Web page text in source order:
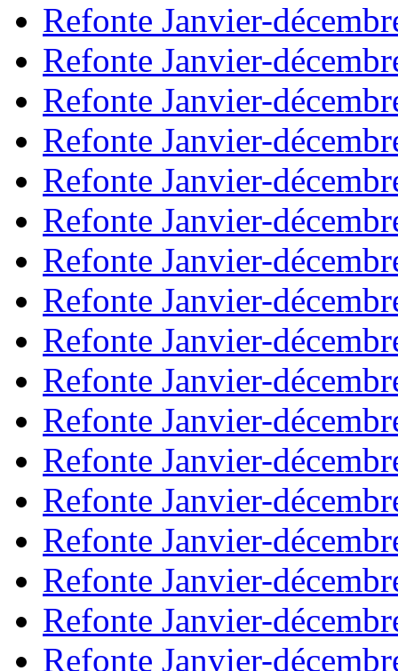
Refonte Janvier-
Refonte Janvier-
Refonte Janvier-
Refonte Janvier-
Refonte Janvier-
Refonte Janvier-
Refonte Janvier-
Refonte Janvier-
Refonte Janvier-
Refonte Janvier-
Refonte Janvier-
Refonte Janvier-
Refonte Janvier-
Refonte Janvier-
Refonte Janvier-
Refonte Janvier-
Refonte Janvier-